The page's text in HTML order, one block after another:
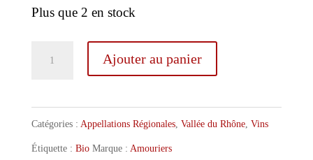
Plus que 2 en stock
quantité
des
Amouriers
Ajouter au panier
Catégories : Appellations Régionales, Vallée du Rhône, Vins
Étiquette : Bio Marque : Amouriers